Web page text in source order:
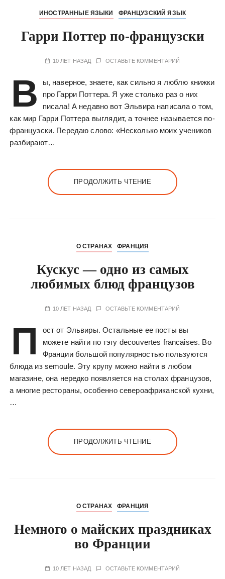
ИНОСТРАННЫЕ ЯЗЫКИ ФРАНЦУЗСКИЙ ЯЗЫК
Гарри Поттер по-французски
10 ЛЕТ НАЗАД ОСТАВЬТЕ КОММЕНТАРИЙ
В
ы, наверное, знаете, как сильно я люблю книжки
про Гарри Поттера. Я уже столько раз о них
писала! А недавно вот Эльвира написала о том,
как мир Гарри Поттера выглядит, а точнее называется по-
французски. Передаю слово: «Несколько моих учеников
разбирают…
ПРОДОЛЖИТЬ ЧТЕНИЕ
О СТРАНАХ ФРАНЦИЯ
Кускус — одно из самых
любимых блюд французов
10 ЛЕТ НАЗАД ОСТАВЬТЕ КОММЕНТАРИЙ
П
ост от Эльвиры. Остальные ее посты вы
можете найти по тэгу decouvertes francaises. Во
Франции большой популярностью пользуются
блюда из semoule. Эту крупу можно найти в любом
магазине, она нередко появляется на столах французов,
а многие рестораны, особенно североафриканской кухни,
…
ПРОДОЛЖИТЬ ЧТЕНИЕ
О СТРАНАХ ФРАНЦИЯ
Немного о майских праздниках
во Франции
10 ЛЕТ НАЗАД ОСТАВЬТЕ КОММЕНТАРИЙ